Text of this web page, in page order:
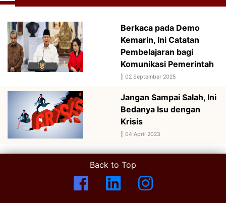
Berkaca pada Demo
Kemarin, Ini Catatan
Pembelajaran bagi
Komunikasi Pemerintah
02 September 2025
Jangan Sampai Salah, Ini
Bedanya Isu dengan
Krisis
04 April 2023
Back to Top